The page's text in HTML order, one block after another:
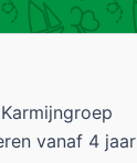
vanaf 4 jaar